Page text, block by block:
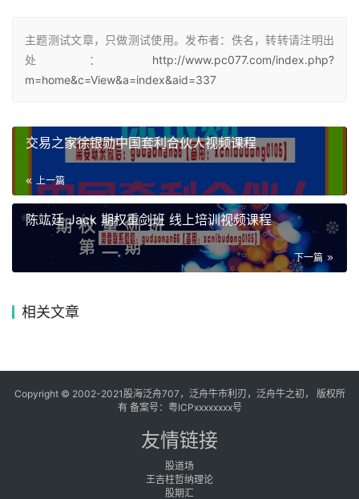
主题测试文章，只做测试使用。发布者：佚名，转转请注明出
处： http://www.pc077.com/index.php?
m=home&c=View&a=index&aid=337
交易之家徐银勋中国套利合伙人视频课程
上一篇
陈竑廷 Jack 期权重剑班 线上培训视频课程
下一篇
相关文章
Copyright © 2002-2021股海泛舟707，泛舟牛市利刃，泛舟牛之初， 版权所
有 备案号： 粤ICPxxxxxxxx号
友情链接
股道场
王吉柱哲纳理论
股期汇